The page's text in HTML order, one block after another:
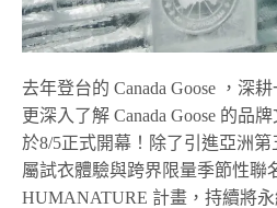
去年登台的 Canada Goose ，深
更深入了解 Canada Goose 的品
於8/5正式開幕！除了引進亞洲第
屬試衣體驗與跨界限量季節性聯
HUMANATURE 計畫，持續將